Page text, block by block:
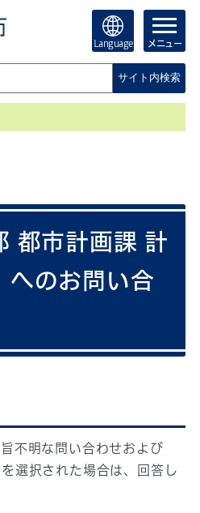
Language メニュー
サイト内検索
都市計画課 計
へのお問い合
不明な問い合わせおよび
選択された場合は、回答し